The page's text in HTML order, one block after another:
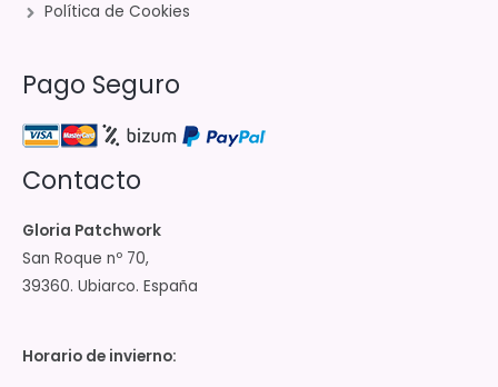
Política de Cookies
Pago Seguro
Contacto
Gloria Patchwork
San Roque nº 70,
39360. Ubiarco. España
Horario de invierno: